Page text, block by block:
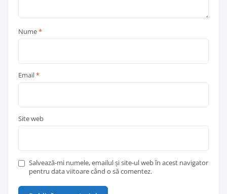
Nume*
Email*
Site web
Salvează-mi numele, emailul și site-ul web în acest navigator
pentru data viitoare când o să comentez.